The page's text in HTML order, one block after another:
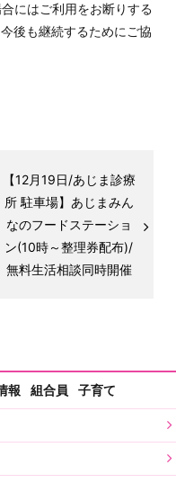
にはご利用をお断りする
後も継続するためにご協
【12月19日/あじま診療
所 駐車場】あじまみん
なのフードステーショ
ン(10時～整理券配布)/
無料生活相談同時開催
報 組合員 子育て